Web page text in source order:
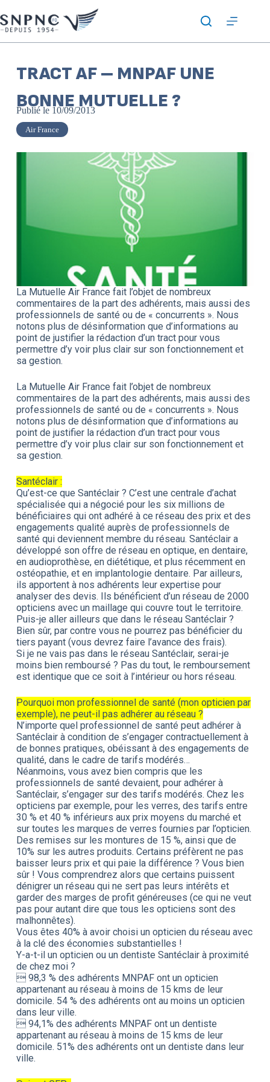
TRACT AF – MNPAF UNE
BONNE MUTUELLE ?
Publié le 10/09/2013
Air France
La Mutuelle Air France fait l’objet de nombreux
commentaires de la part des adhérents, mais aussi des
professionnels de santé ou de « concurrents ». Nous
notons plus de désinformation que d’informations au
point de justifier la rédaction d’un tract pour vous
permettre d’y voir plus clair sur son fonctionnement et
sa gestion.
La Mutuelle Air France fait l’objet de nombreux
commentaires de la part des adhérents, mais aussi des
professionnels de santé ou de « concurrents ». Nous
notons plus de désinformation que d’informations au
point de justifier la rédaction d’un tract pour vous
permettre d’y voir plus clair sur son fonctionnement et
sa gestion.
Santéclair :
Qu’est-ce que Santéclair ? C’est une centrale d’achat
spécialisée qui a négocié pour les six millions de
bénéficiaires qui ont adhéré à ce réseau des prix et des
engagements qualité auprès de professionnels de
santé qui deviennent membre du réseau. Santéclair a
développé son offre de réseau en optique, en dentaire,
en audioprothèse, en diététique, et plus récemment en
ostéopathie, et en implantologie dentaire. Par ailleurs,
ils apportent à nos adhérents leur expertise pour
analyser des devis. Ils bénéficient d’un réseau de 2000
opticiens avec un maillage qui couvre tout le territoire.
Puis-je aller ailleurs que dans le réseau Santéclair ?
Bien sûr, par contre vous ne pourrez pas bénéficier du
tiers payant (vous devrez faire l’avance des frais).
Si je ne vais pas dans le réseau Santéclair, serai-je
moins bien remboursé ? Pas du tout, le remboursement
est identique que ce soit à l’intérieur ou hors réseau.
Pourquoi mon professionnel de santé (mon opticien par
exemple), ne peut-il pas adhérer au réseau ?
N’importe quel professionnel de santé peut adhérer à
Santéclair à condition de s’engager contractuellement à
de bonnes pratiques, obéissant à des engagements de
qualité, dans le cadre de tarifs modérés…
Néanmoins, vous avez bien compris que les
professionnels de santé devaient, pour adhérer à
Santéclair, s’engager sur des tarifs modérés. Chez les
opticiens par exemple, pour les verres, des tarifs entre
30 % et 40 % inférieurs aux prix moyens du marché et
sur toutes les marques de verres fournies par l’opticien.
Des remises sur les montures de 15 %, ainsi que de
10% sur les autres produits. Certains préfèrent ne pas
baisser leurs prix et qui paie la différence ? Vous bien
sûr ! Vous comprendrez alors que certains puissent
dénigrer un réseau qui ne sert pas leurs intérêts et
garder des marges de profit généreuses (ce qui ne veut
pas pour autant dire que tous les opticiens sont des
malhonnêtes).
Vous êtes 40% à avoir choisi un opticien du réseau avec
à la clé des économies substantielles !
Y-a-t-il un opticien ou un dentiste Santéclair à proximité
de chez moi ?
 98,3 % des adhérents MNPAF ont un opticien
appartenant au réseau à moins de 15 kms de leur
domicile. 54 % des adhérents ont au moins un opticien
dans leur ville.
 94,1% des adhérents MNPAF ont un dentiste
appartenant au réseau à moins de 15 kms de leur
domicile. 51% des adhérents ont un dentiste dans leur
ville.